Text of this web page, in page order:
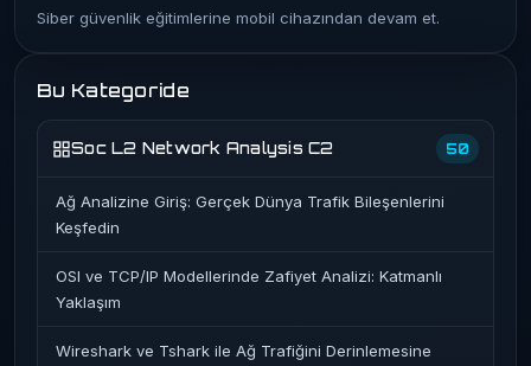
Siber güvenlik eğitimlerine mobil cihazından devam et.
Bu Kategoride
Soc L2 Network Analysis C2 50
Ağ Analizine Giriş: Gerçek Dünya Trafik Bileşenlerini
Keşfedin
OSI ve TCP/IP Modellerinde Zafiyet Analizi: Katmanlı
Yaklaşım
Wireshark ve Tshark ile Ağ Trafiğini Derinlemesine